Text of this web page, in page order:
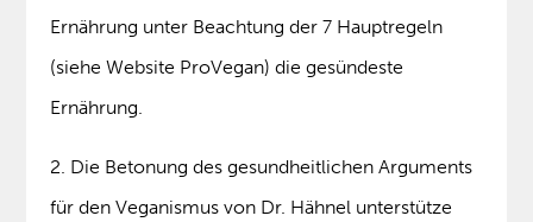
Ernährung unter Beachtung der 7 Hauptregeln
(siehe Website ProVegan) die gesündeste
Ernährung.
2. Die Betonung des gesundheitlichen Arguments
für den Veganismus von Dr. Hähnel unterstütze